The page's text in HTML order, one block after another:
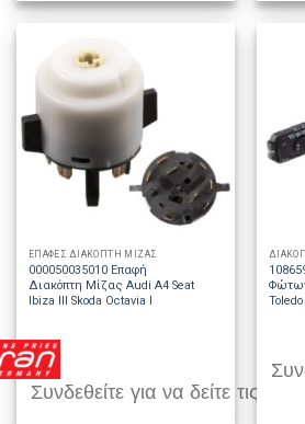
ΕΠΑΦΕΣ ΔΙΑΚΟΠΤΗ ΜΙΖΑΣ
000050035010 Επαφή
Διακόπτη Μίζας Audi A4 Seat
Ibiza III Skoda Octavia I
Συνδεθείτε για να δείτε τις τιμές